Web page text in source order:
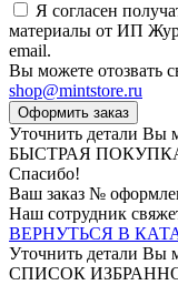
Я согласен
материалы от ИП
email.
Вы можете отозвать
shop@mintstore.ru
Оформить заказ
Уточнить детали Вы
БЫСТРАЯ
Спасибо!
Ваш заказ №
Наш сотрудник
ВЕРНУТЬСЯ В
Уточнить детали Вы
СПИСОК